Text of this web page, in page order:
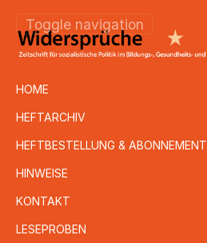
Toggle navigation
HOME
HEFTARCHIV
HEFTBESTELLUNG & ABONNEMENT
HINWEISE
KONTAKT
LESEPROBEN